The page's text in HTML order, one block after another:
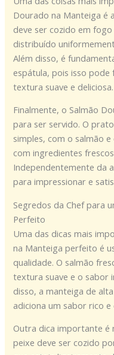
Dourado na Manteiga é
deve ser cozido em
distribuído
Além disso, é
espátula, pois isso pode
textura suave e deliciosa.
Finalmente, o Salmão
para ser servido. O
simples, com o salmão
com ingredientes
Independentemente da
para impressionar e
Segredos da Chef para
Perfeito
Uma das dicas mais
na Manteiga perfeito é
qualidade. O salmão
textura suave e o sabor
disso, a manteiga de
adiciona um sabor rico
Outra dica importante é
peixe deve ser cozido